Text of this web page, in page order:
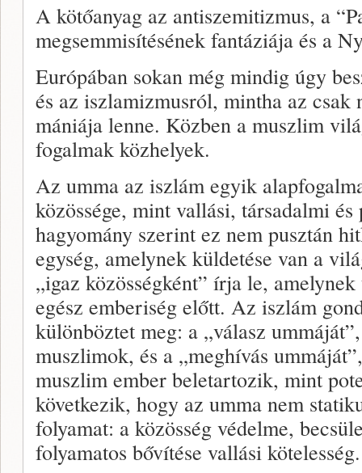
A kötőanyag az antiszemitizmus, a
megsemmisítésének fantáziája és a
Európában sokan még mindig úgy
és az iszlamizmusról, mintha az csak
mániája lenne. Közben a muszlim
fogalmak közhelyek.
Az umma az iszlám egyik
közössége, mint vallási, társadalmi
hagyomány szerint ez nem pusztán
egység, amelynek küldetése van a
„igaz közösségként” írja le,
egész emberiség előtt. Az iszlám
különböztet meg: a „válasz
muszlimok, és a „meghívás
muszlim ember beletartozik, mint
következik, hogy az umma nem
folyamat: a közösség védelme,
folyamatos bővítése vallási kötelesség.